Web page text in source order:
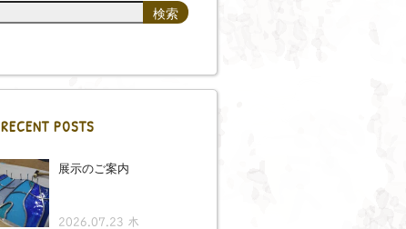
RECENT POSTS
展示のご案内
2026.07.23 木